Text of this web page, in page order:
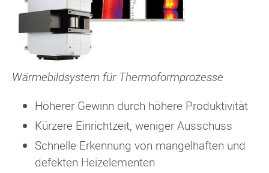
Wärmebildsystem für Thermoformprozesse
Höherer Gewinn durch höhere Produktivität
Kürzere Einrichtzeit, weniger Ausschuss
Schnelle Erkennung von mangelhaften und
defekten Heizelementen